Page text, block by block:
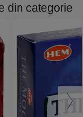
din categorie